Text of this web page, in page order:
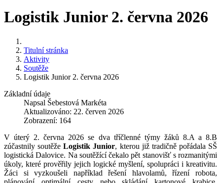
Logistik Junior 2. června 2026
Titulní stránka
Aktivity
Soutěže
Logistik Junior 2. června 2026
Základní údaje
Napsal Šebestová Markéta
Aktualizováno: 22. červen 2026
Zobrazení: 164
V úterý 2. června 2026 se dva tříčlenné týmy žáků 8.A a 8.B
zúčastnily soutěžeLogistik Junior, kterou již tradičně pořádala SŠ
logistická Dalovice. Na soutěžící čekalo pět stanovišť s rozmanitými
úkoly, které prověřily jejich logické myšlení, spolupráci i kreativitu.
Žáci si vyzkoušeli například řešení hlavolamů, řízení robota,